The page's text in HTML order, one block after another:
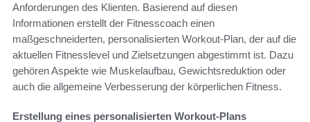
Anforderungen des Klienten. Basierend auf diesen
Informationen erstellt der Fitnesscoach einen
maßgeschneiderten, personalisierten Workout-Plan, der auf die
aktuellen Fitnesslevel und Zielsetzungen abgestimmt ist. Dazu
gehören Aspekte wie Muskelaufbau, Gewichtsreduktion oder
auch die allgemeine Verbesserung der körperlichen Fitness.
Erstellung eines personalisierten Workout-Plans